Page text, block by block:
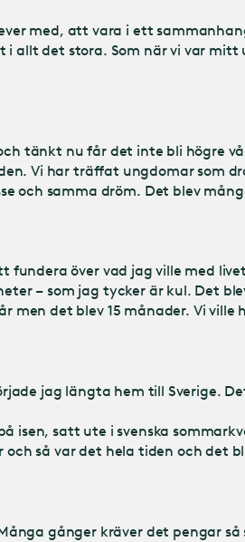
med, att vara i ett
det stora. Som när vi var
tänkt nu får det inte bli högre
Vi har träffat ungdomar som
och samma dröm. Det blev
över vad jag ville med
– som jag tycker är kul. Det
men det blev 15 månader. Vi ville
jag längta hem till Sverige.
isen, satt ute i svenska
så var det hela tiden och det
gånger kräver det pengar